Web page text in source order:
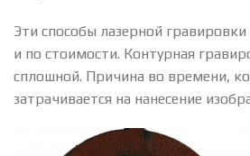
Эти способы лазерной
и по стоимости. Контурная
сплошной. Причина во времени,
затрачивается на нанесение